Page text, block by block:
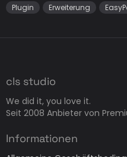
Plugin Erweiterung
cls studio
We did it, you love it.
Seit 2008 Anbieter von
Informationen